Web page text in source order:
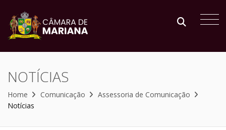
NOTÍCIAS
Home Comunicação
Assessoria de Comunicação
Notícias